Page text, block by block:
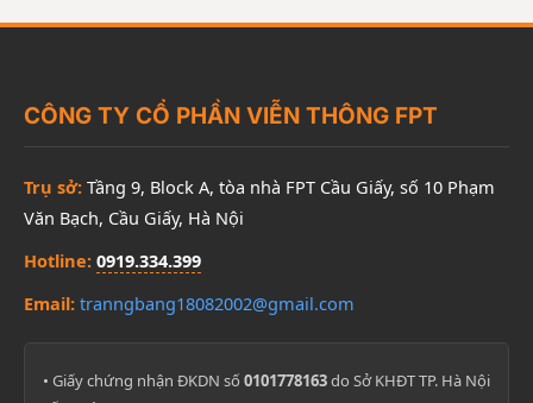
CÔNG TY CỔ PHẦN VIỄN THÔNG FPT
Trụ sở: Tầng 9, Block A, tòa nhà FPT Cầu Giấy, số 10 Phạm
Văn Bạch, Cầu Giấy, Hà Nội
Hotline: 0919.334.399
Email: tranngbang18082002@gmail.com
• Giấy chứng nhận ĐKDN số 0101778163do Sở KHĐT TP. Hà Nội